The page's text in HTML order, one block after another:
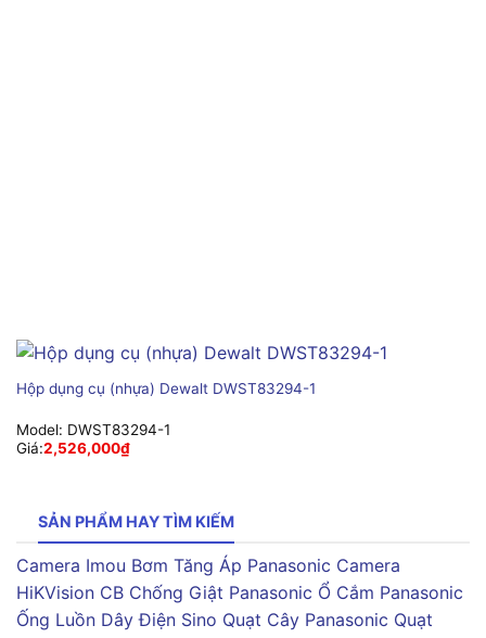
Hộp dụng cụ (nhựa) Dewalt DWST83294-1
Model: DWST83294-1
Giá:2,526,000₫
SẢN PHẨM HAY TÌM KIẾM
Camera Imou Bơm Tăng Áp Panasonic Camera
HiKVision CB Chống Giật Panasonic Ổ Cắm Panasonic
Ống Luồn Dây Điện Sino Quạt Cây Panasonic Quạt